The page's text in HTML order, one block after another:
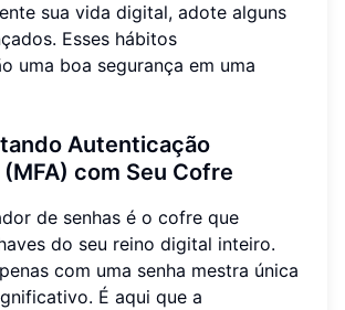
sua vida digital, adote alguns
Esses hábitos
uma boa segurança em uma
Autenticação
com Seu Cofre
de senhas é o cofre que
do seu reino digital inteiro.
com uma senha mestra única
É aqui que a